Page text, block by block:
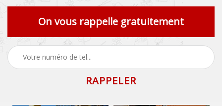
On vous rappelle gratuitement